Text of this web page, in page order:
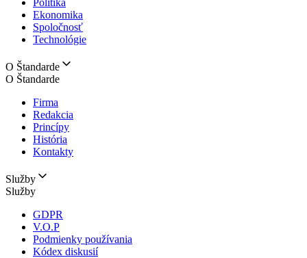
Ekonomika
Spoločnosť
Technológie
O Štandarde
O Štandarde
Firma
Redakcia
Princípy
História
Kontakty
Služby
Služby
GDPR
V.O.P
Podmienky používania
Kódex diskusií